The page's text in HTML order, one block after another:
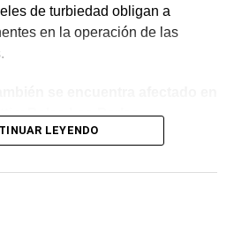
de turbiedad obligan a
en la operación de las
y Balsa Las Perlas,
registrarse bajas de
producción de agua potable.
Godoy se registran valores de
LEYENDO